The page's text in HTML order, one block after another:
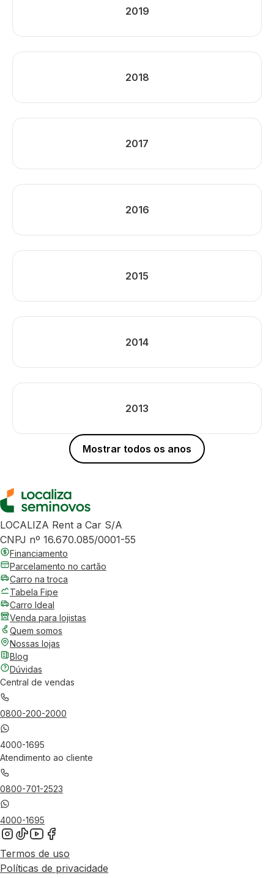
2019
2018
2017
2016
2015
2014
2013
Mostrar todos os anos
LOCALIZA Rent a Car S/A
CNPJ nº 16.670.085/0001-55
Financiamento
Parcelamento no cartão
Carro na troca
Tabela Fipe
Carro Ideal
Venda para lojistas
Quem somos
Nossas lojas
Blog
Dúvidas
Central de vendas
0800-200-2000
4000-1695
Atendimento ao cliente
0800-701-2523
4000-1695
Termos de uso
Políticas de privacidade